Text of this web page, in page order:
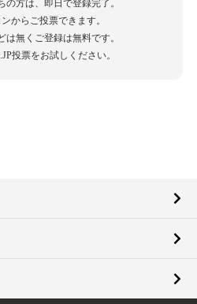
の方は、即日で登録完了。
からご投票できます。
は無くご登録は無料です。
投票をお試しください。